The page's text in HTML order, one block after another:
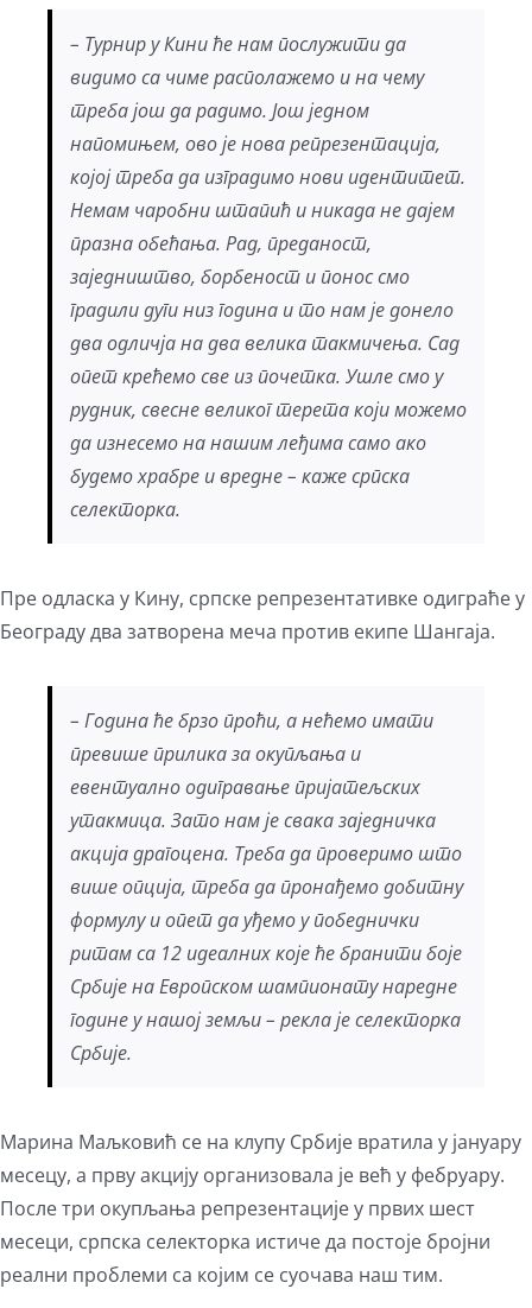
– Турнир у Кини ће нам послужити да
видимо са чиме располажемо и на чему
треба још да радимо. Још једном
напомињем, ово је нова репрезентација,
којој треба да изградимо нови идентитет.
Немам чаробни штапић и никада не дајем
празна обећања. Рад, преданост,
заједништво, борбеност и понос смо
градили дуги низ година и то нам је донело
два одличја на два велика такмичења. Сад
опет крећемо све из почетка. Ушле смо у
рудник, свесне великог терета који можемо
да изнесемо на нашим леђима само ако
будемо храбре и вредне – каже српска
селекторка.
Пре одласка у Кину, српске репрезентативке одиграће у
Београду два затворена меча против екипе Шангаја.
– Година ће брзо проћи, а нећемо имати
превише прилика за окупљања и
евентуално одигравање пријатељских
утакмица. Зато нам је свака заједничка
акција драгоцена. Треба да проверимо што
више опција, треба да пронађемо добитну
формулу и опет да уђемо у победнички
ритам са 12 идеалних које ће бранити боје
Србије на Европском шампионату наредне
године у нашој земљи – рекла је селекторка
Србије.
Марина Маљковић се на клупу Србије вратила у јануару
месецу, а прву акцију организовала је већ у фебруару.
После три окупљања репрезентације у првих шест
месеци, српска селекторка истиче да постоје бројни
реални проблеми са којим се суочава наш тим.